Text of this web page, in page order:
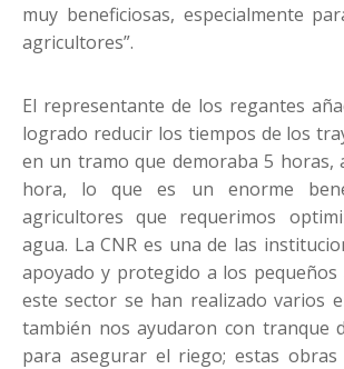
muy beneficiosas, especialmente
agricultores”.
El representante de los regantes
logrado reducir los tiempos de los
en un tramo que demoraba 5 horas,
hora, lo que es un enorme
agricultores que requerimos
agua. La CNR es una de las
apoyado y protegido a los pequeños
este sector se han realizado varios
también nos ayudaron con tranque
para asegurar el riego; estas